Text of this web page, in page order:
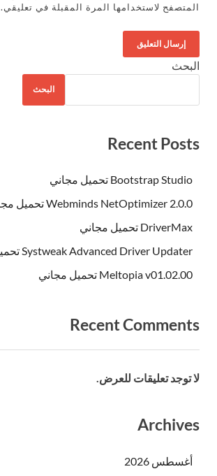
المتصفح لاستخدامها المرة المقبلة في تعليقي.
البحث
البحث
Recent Posts
Bootstrap Studio تحميل مجاني
Webminds NetOptimizer 2.0.0 تحميل مجاني
DriverMax تحميل مجاني
Systweak Advanced Driver Updater تحميل مجاني
Meltopia v01.02.00 تحميل مجاني
Recent Comments
لا توجد تعليقات للعرض.
Archives
أغسطس 2026